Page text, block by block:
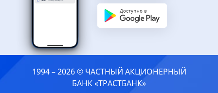
1994 – 2026 © ЧАСТНЫЙ АКЦИОНЕРНЫЙ
БАНК «ТРАСТБАНК»